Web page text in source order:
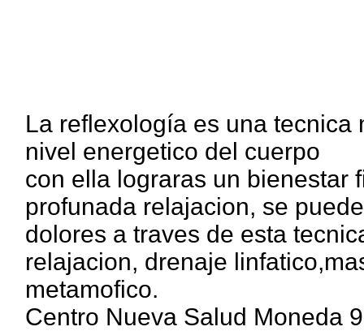
La reflexología es una
nivel energetico del cuerpo
con ella lograras un bienestar
profunada relajacion, se
dolores a traves de esta
relajacion, drenaje
metamofico.
Centro Nueva Salud Moneda